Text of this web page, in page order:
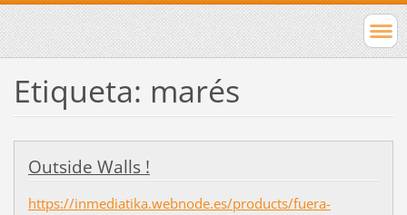
Etiqueta: marés
Outside Walls !
https://inmediatika.webnode.es/products/fuera-